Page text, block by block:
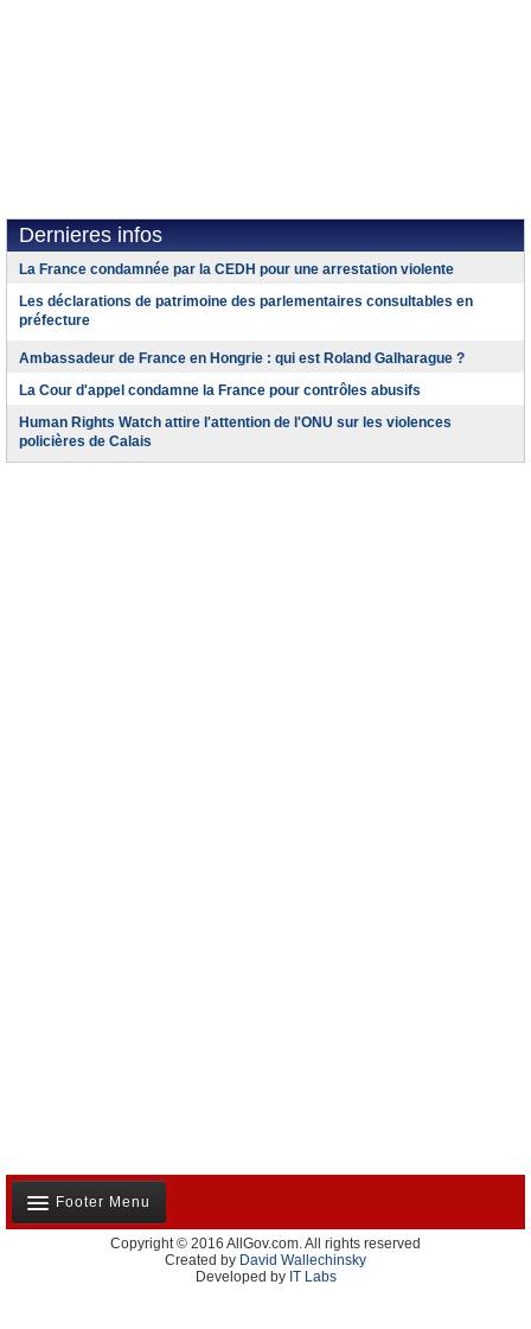
Dernieres infos
La France condamnée par la CEDH pour une arrestation violente
Les déclarations de patrimoine des parlementaires consultables en
préfecture
Ambassadeur de France en Hongrie : qui est Roland Galharague ?
La Cour d'appel condamne la France pour contrôles abusifs
Human Rights Watch attire l'attention de l'ONU sur les violences
policières de Calais
Footer Menu
Notre équipe
Contactez-nous
Copyright © 2016 AllGov.com. All rights reserved
Created by David Wallechinsky
Developed by IT Labs